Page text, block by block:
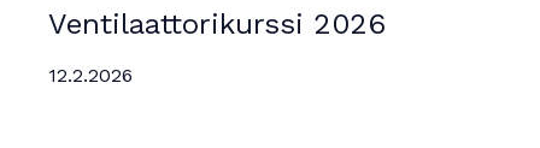
Koulutus
Ventilaattorikurssi 2026
12.2.2026